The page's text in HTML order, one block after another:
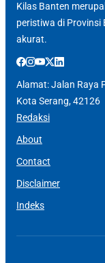
Kilas Banten
peristiwa di Provinsi
akurat.
Alamat: Jalan Raya
Kota Serang, 42126
Redaksi
About
Contact
Disclaimer
Indeks